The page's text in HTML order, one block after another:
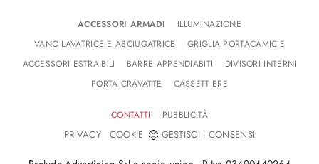
ACCESSORI ARMADI
ILLUMINAZIONE
VANO LAVATRICE E ASCIUGATRICE
GRIGLIA PORTACAMICIE
ACCESSORI ESTRAIBILI
BARRE APPENDIABITI
DIVISORI INTERNI
PORTA CRAVATTE
CASSETTIERE
CONTATTI PUBBLICITÀ
PRIVACY- COOKIE GESTISCI I CONSENSI